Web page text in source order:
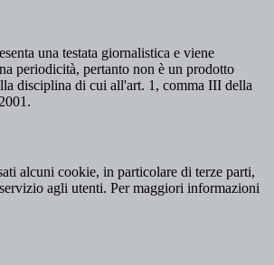
una testata giornalistica e viene
periodicità, pertanto non è un prodotto
disciplina di cui all'art. 1, comma III della
alcuni cookie, in particolare di terze parti,
agli utenti. Per maggiori informazioni